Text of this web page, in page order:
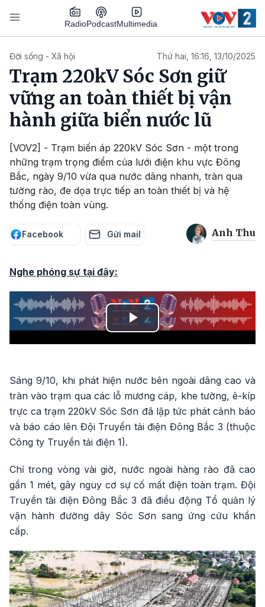
Nhảy đến nội dung
RadioPodcastMultimedia
Đời sống - Xã hội Thứ hai, 16:16, 13/10/2025
Trạm 220kV Sóc Sơn giữ
vững an toàn thiết bị vận
hành giữa biển nước lũ
[VOV2] - Trạm biến áp 220kV Sóc Sơn - một trong
những trạm trọng điểm của lưới điện khu vực Đông
Bắc, ngày 9/10 vừa qua nước dâng nhanh, tràn qua
tường rào, đe dọa trực tiếp an toàn thiết bị và hệ
thống điện toàn vùng.
Facebook Gửi mail Anh Thu
Nghe phóng sự tại đây:
Play
Sáng 9/10, khi phát hiện nước bên ngoài dâng cao và
tràn vào trạm qua các lỗ mương cáp, khe tường, ê-kíp
trực ca trạm 220kV Sóc Sơn đã lập tức phát cảnh báo
và báo cáo lên Đội Truyền tải điện Đông Bắc 3 (thuộc
Công ty Truyền tải điện 1).
Chỉ trong vòng vài giờ, nước ngoài hàng rào đã cao
gần 1 mét, gây nguy cơ sự cố mất điện toàn trạm. Đội
Truyền tải điện Đông Bắc 3 đã điều động Tổ quản lý
vận hành đường dây Sóc Sơn sang ứng cứu khẩn
cấp.